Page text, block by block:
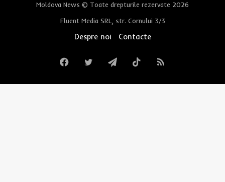
Moldova News © Toate drepturile rezervate 2026
Fluent Media SRL, str. Cornului 3/3
Despre noi Contacte
FacebookTwitterTelegramTikTokRSS